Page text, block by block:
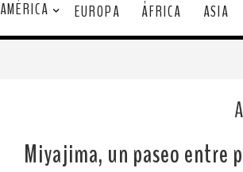
AMÉRICA EUROPA ÁFRICA ASIA
Miyajima, un paseo entre